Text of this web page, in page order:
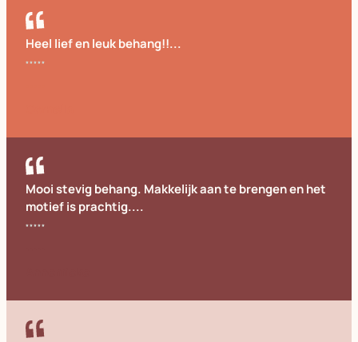
Heel lief en leuk behang!!...
Mooi stevig behang. Makkelijk aan te brengen en het
motief is prachtig....